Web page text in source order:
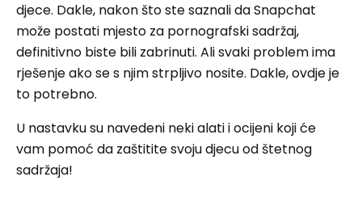
djece. Dakle, nakon što ste saznali da Snapchat
može postati mjesto za pornografski sadržaj,
definitivno biste bili zabrinuti. Ali svaki problem ima
rješenje ako se s njim strpljivo nosite. Dakle, ovdje je
to potrebno.
U nastavku su navedeni neki alati i ocijeni koji će
vam pomoć da zaštitite svoju djecu od štetnog
sadržaja!